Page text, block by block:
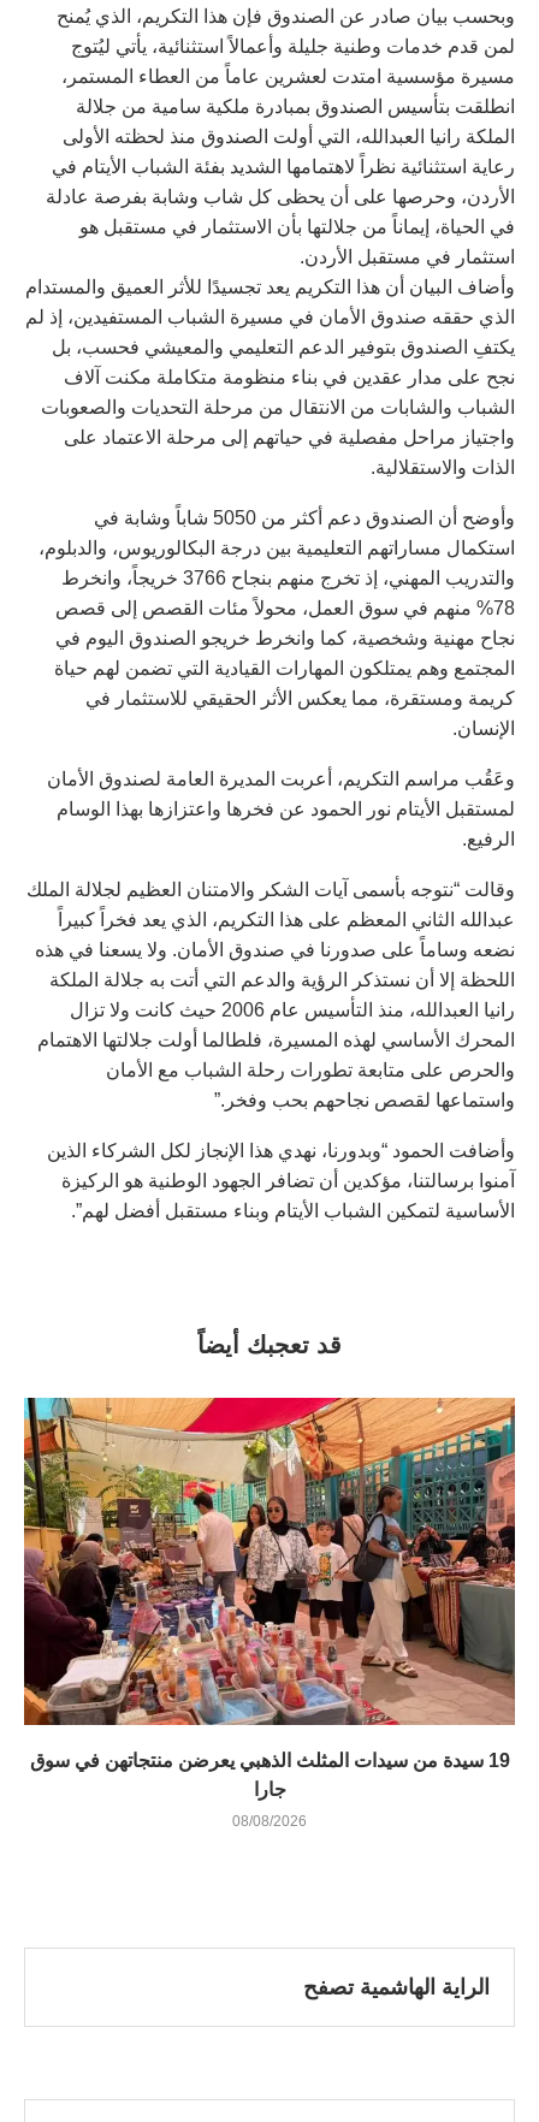
وبحسب بيان صادر عن الصندوق فإن هذا التكريم، الذي يُمنح
لمن قدم خدمات وطنية جليلة وأعمالاً استثنائية، يأتي ليُتوج
مسيرة مؤسسية امتدت لعشرين عاماً من العطاء المستمر،
انطلقت بتأسيس الصندوق بمبادرة ملكية سامية من جلالة
الملكة رانيا العبدالله، التي أولت الصندوق منذ لحظته الأولى
رعاية استثنائية نظراً لاهتمامها الشديد بفئة الشباب الأيتام في
الأردن، وحرصها على أن يحظى كل شاب وشابة بفرصة عادلة
في الحياة، إيماناً من جلالتها بأن الاستثمار في مستقبل هو
استثمار في مستقبل الأردن.
وأضاف البيان أن هذا التكريم يعد تجسيدًا للأثر العميق والمستدام
الذي حققه صندوق الأمان في مسيرة الشباب المستفيدين، إذ لم
يكتفِ الصندوق بتوفير الدعم التعليمي والمعيشي فحسب، بل
نجح على مدار عقدين في بناء منظومة متكاملة مكنت آلاف
الشباب والشابات من الانتقال من مرحلة التحديات والصعوبات
واجتياز مراحل مفصلية في حياتهم إلى مرحلة الاعتماد على
الذات والاستقلالية.
وأوضح أن الصندوق دعم أكثر من 5050 شاباً وشابة في
استكمال مساراتهم التعليمية بين درجة البكالوريوس، والدبلوم،
والتدريب المهني، إذ تخرج منهم بنجاح 3766 خريجاً، وانخرط
78% منهم في سوق العمل، محولاً مئات القصص إلى قصص
نجاح مهنية وشخصية، كما وانخرط خريجو الصندوق اليوم في
المجتمع وهم يمتلكون المهارات القيادية التي تضمن لهم حياة
كريمة ومستقرة، مما يعكس الأثر الحقيقي للاستثمار في
الإنسان.
وعَقُب مراسم التكريم، أعربت المديرة العامة لصندوق الأمان
لمستقبل الأيتام نور الحمود عن فخرها واعتزازها بهذا الوسام
الرفيع.
وقالت “نتوجه بأسمى آيات الشكر والامتنان العظيم لجلالة الملك
عبدالله الثاني المعظم على هذا التكريم، الذي يعد فخراً كبيراً
نضعه وساماً على صدورنا في صندوق الأمان. ولا يسعنا في هذه
اللحظة إلا أن نستذكر الرؤية والدعم التي أتت به جلالة الملكة
رانيا العبدالله، منذ التأسيس عام 2006 حيث كانت ولا تزال
المحرك الأساسي لهذه المسيرة، فلطالما أولت جلالتها الاهتمام
والحرص على متابعة تطورات رحلة الشباب مع الأمان
واستماعها لقصص نجاحهم بحب وفخر.”
وأضافت الحمود “وبدورنا، نهدي هذا الإنجاز لكل الشركاء الذين
آمنوا برسالتنا، مؤكدين أن تضافر الجهود الوطنية هو الركيزة
الأساسية لتمكين الشباب الأيتام وبناء مستقبل أفضل لهم”.
قد تعجبك أيضاً
19 سيدة من سيدات المثلث الذهبي يعرضن منتجاتهن في سوق
جارا
08/08/2026
الراية الهاشمية تصفح